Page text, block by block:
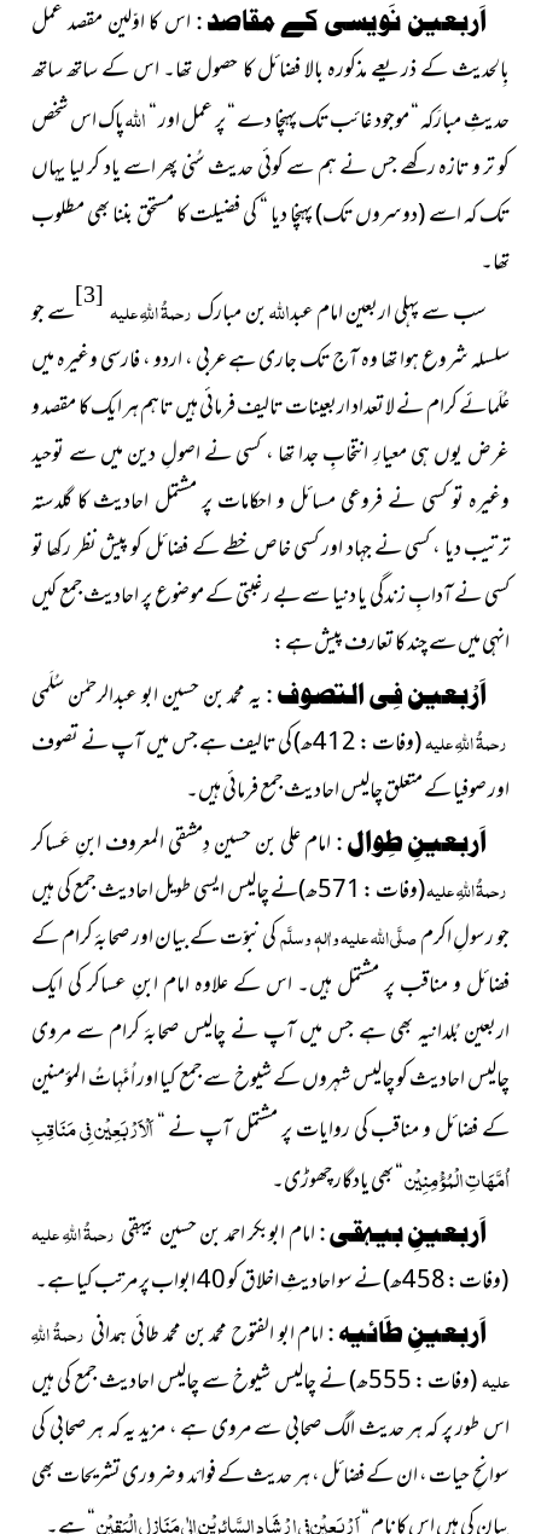
اَربعین نَویسی کے مقاصد : اس کا اوّلین مقصد عمل
بِالحدیث کے ذریعے مذکورہ بالا فضائل کا حصول تھا۔ اس کے ساتھ ساتھ
حدیثِ مبارَکہ “ موجود غائب تک پہنچا دے “ پر عمل اور “اللہپاک اس شخص
کو تر و تازہ رکھے جس نے ہم سے کوئی حدیث سُنی پھر اسے یاد کر لیا یہاں
تک کہ اسے(دوسروں تک)پہنچا دیا “ کی فضیلت کا مستحق بننا بھی مطلوب
تھا۔
سب سے پہلی اربعین امام عبداللہبن مبارکرحمۃُ اللہِ علیہ [3]سے جو
سلسلہ شروع ہوا تھا وہ آج تک جاری ہےعربی ، اردو ، فارسی وغیرہ میں
عُلَمائے کرام نے لا تعداد اربعینات تالیف فرمائی ہیں تاہم ہر ایک کا مقصد و
غرض یوں ہی معیارِ انتخابِ جدا تھا ، کسی نے اصولِ دین میں سے توحید
وغیرہ تو کسی نے فروعی مسائل و احکامات پر مشتمل احادیث کا گلدستہ
ترتیب دیا ، کسی نے جہاد اور کسی خاص خطے کے فضائل کو پیش نظر رکھا تو
کسی نے آدابِ زندگی یا دنیا سے بے رغبتی کے موضوع پر احادیث جمع کیں
انہی میں سے چند کا تعارف پیش ہے :
اَرْبعین فِی التصوف : یہ محمد بن حسین ابو عبدالرحمٰن سُلَمی
رحمۃُ اللہِ علیہ(وفات : 412ھ)
کی تالیف ہے جس میں آپ نے تصوف
اور صوفیا کے متعلق چالیس احادیث جمع فرمائی ہیں۔
اَربعینِ طِوال : امام علی بن حسین دِمشقی المعروف ابنِ عَساکر
رحمۃُ اللہِ علیہ(وفات : 571ھ)
نے چالیس ایسی طویل احادیث جمع کی ہیں
جو رسولِ اکرمصلَّی اللہ علیہ واٰلہٖ وسلَّمکی نبوّت کے بیان اور صحابۂ کرام کے
فضائل و مناقب پر مشتمل ہیں۔ اس کے علاوہ امام ابنِ عساکر کی ایک
اربعین بُلدانیہ بھی ہے جس میں آپ نے چالیس صحابۂ کرام سے مروی
چالیس احادیث کو چالیس شہروں کے شیوخ سے جمع کیا اور اُمَّہاتُ المؤمنین
کے فضائل و مناقب کی روایات پر مشتمل آپ نے “اَلْاَرْبَعِیْن فِی مَنَاقِبِ
اُمَّھَاتِ الْمُؤْمِنِیْن“ بھی یادگار چھوڑی۔
اَربعینِ بیہقی :امام ابوبکر احمد بن حسین بیہقی رحمۃُ اللہِ علیہ
(وفات : 458ھ) نے سو احادیثِ اخلاق کو 40 ابواب پر مرتب کیا ہے۔
اَربعینِ طَائیہ :امام ابو الفتوح محمد بن محمد طائی ہمدانی رحمۃُ اللہِ
علیہ(وفات : 555ھ)
نے چالیس شیوخ سے چالیس احادیث جمع کی ہیں
اس طور پر کہ ہر حدیث الگ صحابی سے مروی ہے ، مزید یہ کہ ہر صحابی کی
سوانحِ حیات ، ان کے فضائل ، ہر حدیث کے فوائد و ضروری تشریحات بھی
اَرْبَعِیْن فِی اِرْشَادِالسَّائِرِیْن اِلٰی مَنَازِلِ الْیَقِیْن